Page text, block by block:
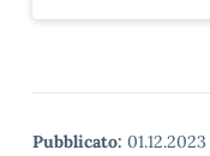
Pubblicato: 01.12.2023